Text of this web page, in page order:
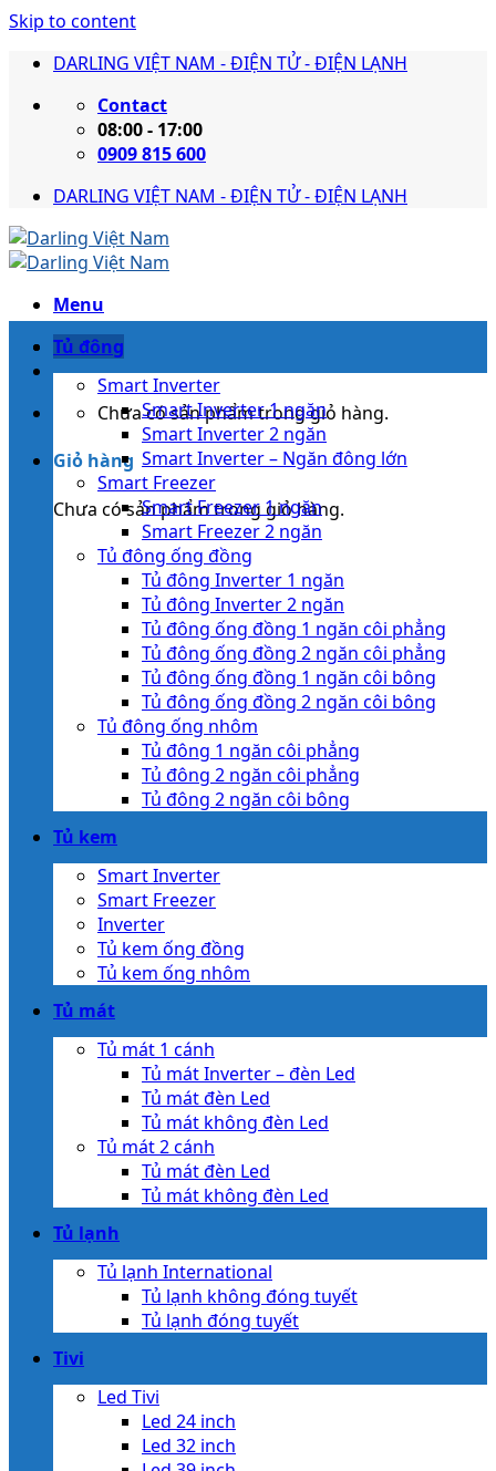
Skip to content
DARLING VIỆT NAM - ĐIỆN TỬ - ĐIỆN LẠNH
Contact
08:00 - 17:00
0909 815 600
DARLING VIỆT NAM - ĐIỆN TỬ - ĐIỆN LẠNH
Menu
Chưa có sản phẩm trong giỏ hàng.
Giỏ hàng
Chưa có sản phẩm trong giỏ hàng.
Tủ đông
Smart Inverter
Smart Inverter 1 ngăn
Smart Inverter 2 ngăn
Smart Inverter – Ngăn đông lớn
Smart Freezer
Smart Freezer 1 ngăn
Smart Freezer 2 ngăn
Tủ đông ống đồng
Tủ đông Inverter 1 ngăn
Tủ đông Inverter 2 ngăn
Tủ đông ống đồng 1 ngăn côi phẳng
Tủ đông ống đồng 2 ngăn côi phẳng
Tủ đông ống đồng 1 ngăn côi bông
Tủ đông ống đồng 2 ngăn côi bông
Tủ đông ống nhôm
Tủ đông 1 ngăn côi phẳng
Tủ đông 2 ngăn côi phẳng
Tủ đông 2 ngăn côi bông
Tủ kem
Smart Inverter
Smart Freezer
Inverter
Tủ kem ống đồng
Tủ kem ống nhôm
Tủ mát
Tủ mát 1 cánh
Tủ mát Inverter – đèn Led
Tủ mát đèn Led
Tủ mát không đèn Led
Tủ mát 2 cánh
Tủ mát đèn Led
Tủ mát không đèn Led
Tủ lạnh
Tủ lạnh International
Tủ lạnh không đóng tuyết
Tủ lạnh đóng tuyết
Tivi
Led Tivi
Led 24 inch
Led 32 inch